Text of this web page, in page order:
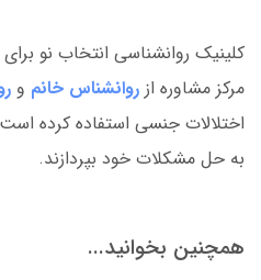
کلینیک روانشناسی انتخاب نو
مرکز مشاوره از روانشناس خانم و
اختلالات جنسی استفاده کرده
به حل مشکلات خود بپردازند.
همچنین بخوانید...